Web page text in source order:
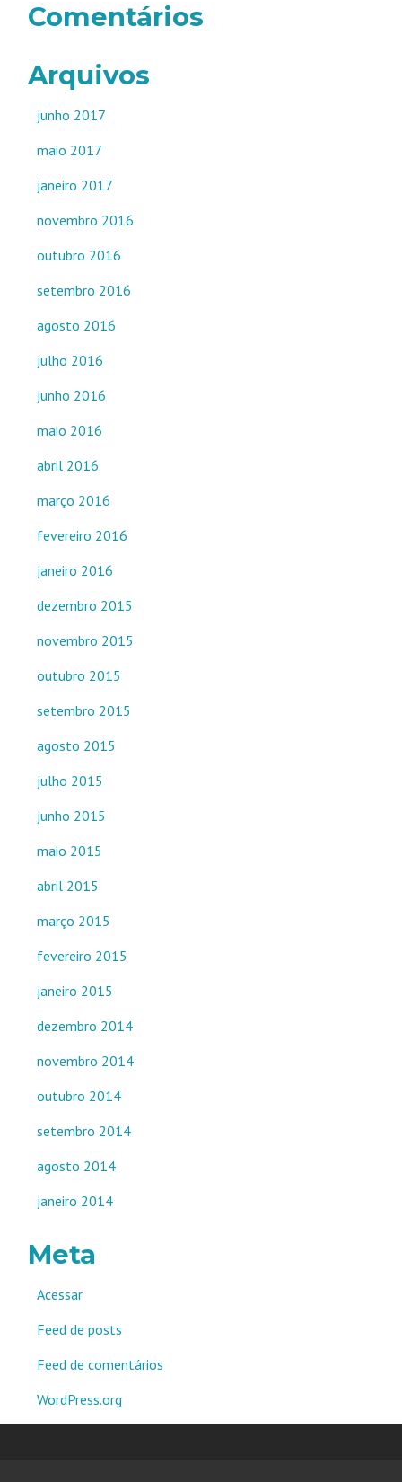
Comentários
Arquivos
junho 2017
maio 2017
janeiro 2017
novembro 2016
outubro 2016
setembro 2016
agosto 2016
julho 2016
junho 2016
maio 2016
abril 2016
março 2016
fevereiro 2016
janeiro 2016
dezembro 2015
novembro 2015
outubro 2015
setembro 2015
agosto 2015
julho 2015
junho 2015
maio 2015
abril 2015
março 2015
fevereiro 2015
janeiro 2015
dezembro 2014
novembro 2014
outubro 2014
setembro 2014
agosto 2014
janeiro 2014
Meta
Acessar
Feed de posts
Feed de comentários
WordPress.org